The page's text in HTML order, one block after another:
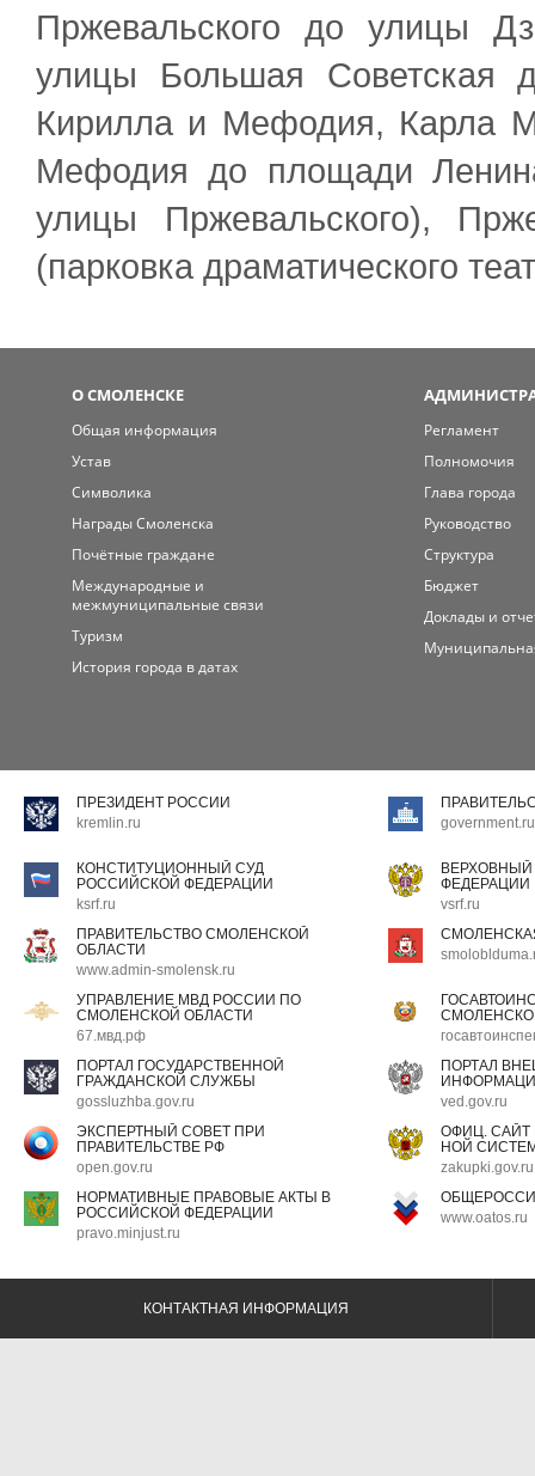
Пржевальского до улицы
улицы Большая Советская
Кирилла и Мефодия, Карла
Мефодия до площади
улицы Пржевальского),
(парковка драматического
О СМОЛЕНСКЕ
Общая информация
Устав
Символика
Награды Смоленска
Почётные граждане
Международные и
межмуниципальные связи
Туризм
История города в датах
Регламент
Полномочия
Глава города
Руководство
Структура
Бюджет
Доклады и
ПРЕЗИДЕНТ РОССИИ
kremlin.ru
government.ru
КОНСТИТУЦИОННЫЙ СУД
РОССИЙСКОЙ ФЕДЕРАЦИИ
ksrf.ru
ФЕДЕРАЦИИ
vsrf.ru
ПРАВИТЕЛЬСТВО СМОЛЕНСКОЙ
ОБЛАСТИ
www.admin-smolensk.ru
УПРАВЛЕНИЕ МВД РОССИИ ПО
СМОЛЕНСКОЙ ОБЛАСТИ
67.мвд.рф
ПОРТАЛ ГОСУДАРСТВЕННОЙ
ГРАЖДАНСКОЙ СЛУЖБЫ
gossluzhba.gov.ru
ПОРТАЛ
ved.gov.ru
ЭКСПЕРТНЫЙ СОВЕТ ПРИ
ПРАВИТЕЛЬСТВЕ РФ
open.gov.ru
ОФИЦ.
НОЙ
zakupki.gov.ru
НОРМАТИВНЫЕ ПРАВОВЫЕ АКТЫ В
РОССИЙСКОЙ ФЕДЕРАЦИИ
pravo.minjust.ru
www.oatos.ru
КОНТАКТНАЯ ИНФОРМАЦИЯ